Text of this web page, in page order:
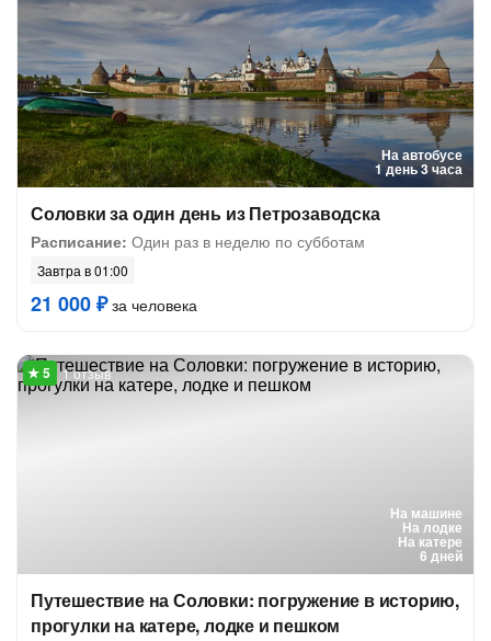
На автобусе
1 день 3 часа
Соловки за один день из Петрозаводска
Расписание: Один раз в неделю по субботам
Завтра в 01:00
21 000 ₽за человека
На машине
На лодке
На катере
6 дней
1 отзыв
Путешествие на Соловки: погружение в историю,
прогулки на катере, лодке и пешком